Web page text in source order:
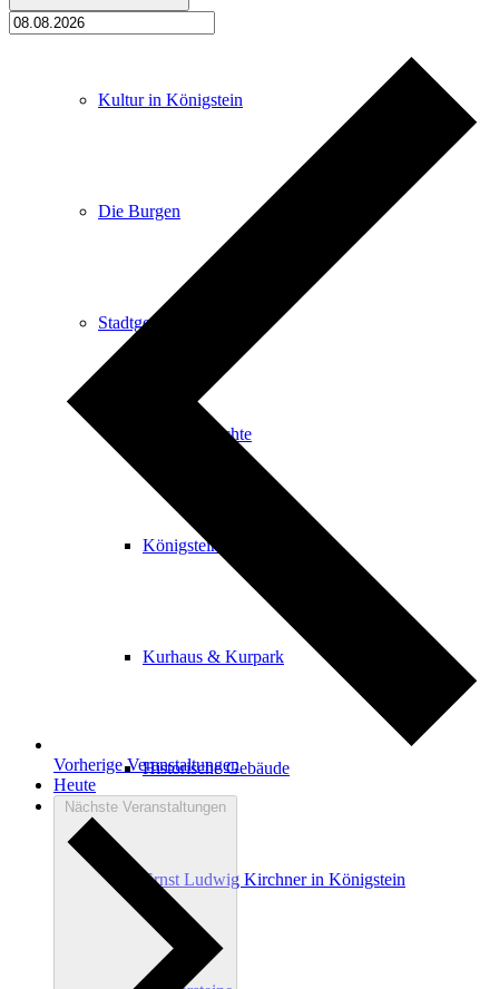
Kultur in Königstein
Die Burgen
Stadtgeschichte
Stadtgeschichte
Königstein als Kurort
Kurhaus & Kurpark
Historische Gebäude
Ernst Ludwig Kirchner in Königstein
VorherigeVeranstaltungen
Heute
Nächste Veranstaltungen